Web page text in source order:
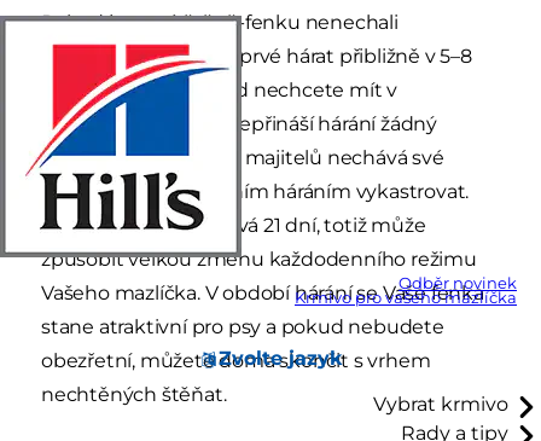
Odběr novinek
Krmivo pro vašeho mazlíčka
Zvolte jazyk
Vybrat krmivo
Rady a tipy
Pokud jste své štěně-fenku nenechali
vykastrovat, bude poprvé hárat přibližně v 5–8
měsících věku. Pokud nechcete mít v
budoucnu štěňata, nepřináší hárání žádný
užitek, takže spousta majitelů nechává své
štěně ještě před prvním háráním vykastrovat.
Tento cyklus, který trvá 21 dní, totiž může
způsobit velkou změnu každodenního režimu
Vašeho mazlíčka. V období hárání se Vaše fenka
stane atraktivní pro psy a pokud nebudete
obezřetní, můžete doma skončit s vrhem
nechtěných štěňat.